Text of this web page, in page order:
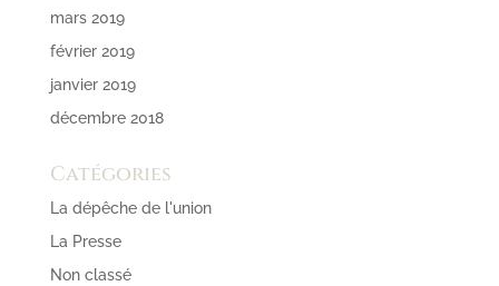
mars 2019
février 2019
janvier 2019
décembre 2018
Catégories
La dépêche de l'union
La Presse
Non classé